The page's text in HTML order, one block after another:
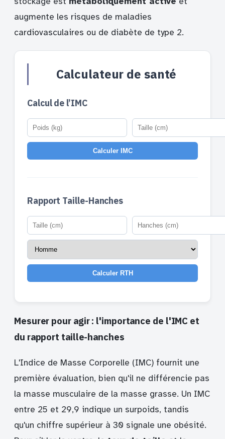
augmente les risques de maladies
cardiovasculaires ou de diabète de type 2.
Calculateur de santé
Calcul de l’IMC
Calculer IMC
Rapport Taille-Hanches
Calculer RTH
Mesurer pour agir : l'importance de l'IMC et
du rapport taille-hanches
L'Indice de Masse Corporelle (IMC) fournit une
première évaluation, bien qu'il ne différencie pas
la masse musculaire de la masse grasse. Un IMC
entre 25 et 29,9 indique un surpoids, tandis
qu'un chiffre supérieur à 30 signale une obésité.